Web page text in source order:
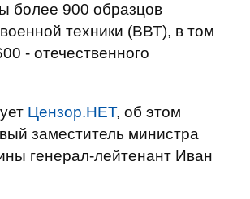
более 900 образцов
техники (ВВТ), в том
- отечественного
Цензор.НЕТ, об этом
заместитель министра
генерал-лейтенант Иван